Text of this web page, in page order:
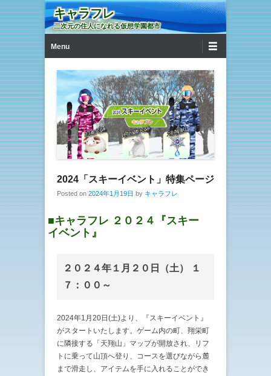
キャラフレ
二次元の住人になれる仮想学園都市
Menu
2024「スキーイベント」特集ページ
Posted on 2024年1月19日 by キャラフレ
■キャラフレ ２０２４『スキー
イベント』
２０２４年１月２０日（土） １
７：００～
2024年1月20日(土)より、『スキーイベント』
がスタートいたします。ゲーム内の町、翔栄町
に隣接する「天翔山」マップが開放され、リフ
トに乗って山頂へ登り、コースを選びながら麓
まで滑走し、アイテムを手に入れることができ